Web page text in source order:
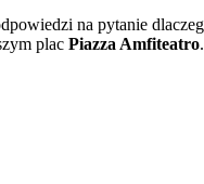
na pytanie
plac Piazza Amfiteatro.